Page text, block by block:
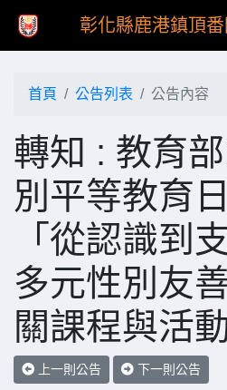
彰化縣鹿港鎮頂
首頁 公告列表 公告內容
轉知 : 教育
別平等教育
「從認識到
多元性別友
關課程與活
上一則公告 下一則公告